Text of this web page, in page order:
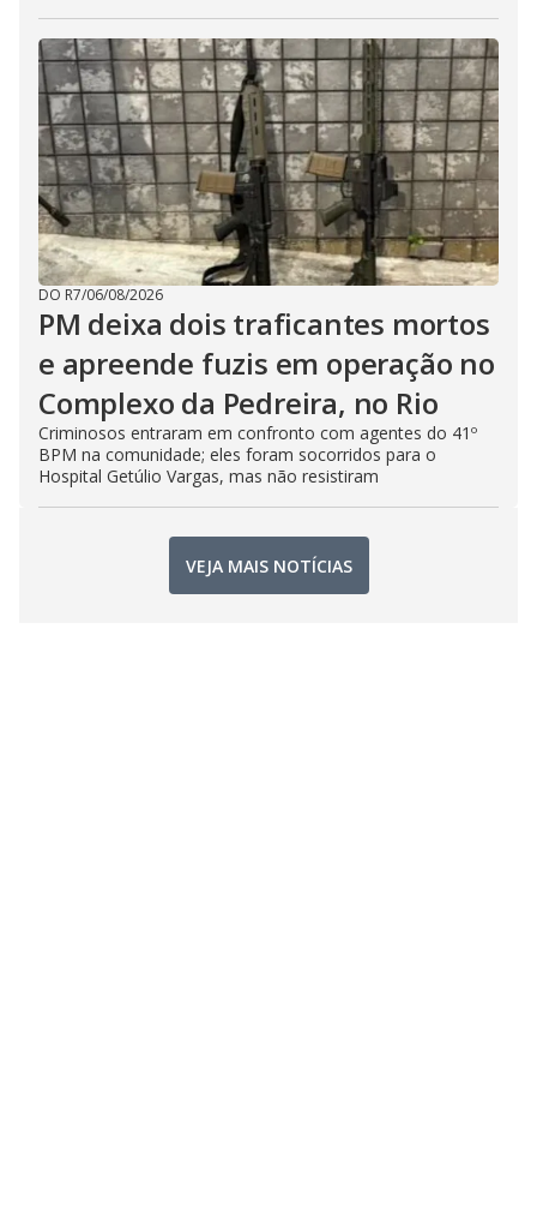
DO R7/06/08/2026
PM deixa dois traficantes mortos
e apreende fuzis em operação no
Complexo da Pedreira, no Rio
Criminosos entraram em confronto com agentes do 41º
BPM na comunidade; eles foram socorridos para o
Hospital Getúlio Vargas, mas não resistiram
VEJA MAIS NOTÍCIAS